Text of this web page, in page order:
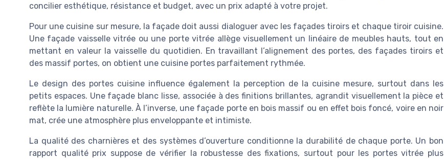
concilier esthétique, résistance et budget, avec un prix adapté à votre projet.
Pour une cuisine sur mesure, la façade doit aussi dialoguer avec les façades tiroirs et chaque tiroir cuisine.
Une façade vaisselle vitrée ou une porte vitrée allège visuellement un linéaire de meubles hauts, tout en
mettant en valeur la vaisselle du quotidien. En travaillant l’alignement des portes, des façades tiroirs et
des massif portes, on obtient une cuisine portes parfaitement rythmée.
Le design des portes cuisine influence également la perception de la cuisine mesure, surtout dans les
petits espaces. Une façade blanc lisse, associée à des finitions brillantes, agrandit visuellement la pièce et
reflète la lumière naturelle. À l’inverse, une façade porte en bois massif ou en effet bois foncé, voire en noir
mat, crée une atmosphère plus enveloppante et intimiste.
La qualité des charnières et des systèmes d’ouverture conditionne la durabilité de chaque porte. Un bon
rapport qualité prix suppose de vérifier la robustesse des fixations, surtout pour les portes vitrée plus